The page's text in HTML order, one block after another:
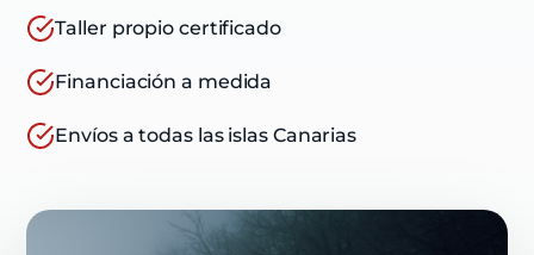
Taller propio certificado
Financiación a medida
Envíos a todas las islas Canarias